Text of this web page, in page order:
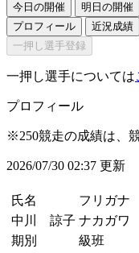
今日の開催
明日の開催
プロフィール
近況成績
一押し選手登録
一押し選手については
プロフィール
※250競走の成績は、
2026/07/30 02:37 更新
氏名 フリガナ
中川 諒子 ナカガワ
期別
級班